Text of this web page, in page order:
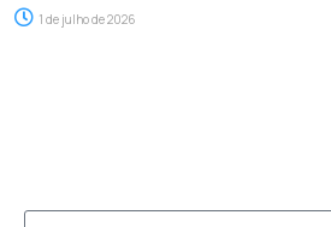
1 de julho de 2026